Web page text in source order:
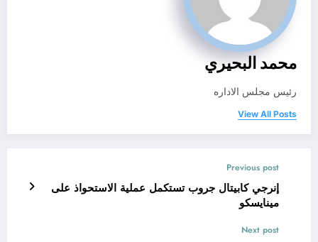
محمد البحيري
رئيس مجلس الاداره
View All Posts
Previous post
إنرجي كابيتال جروب تستكمل عملية الاستحواذ على
مينايسكو
Next post